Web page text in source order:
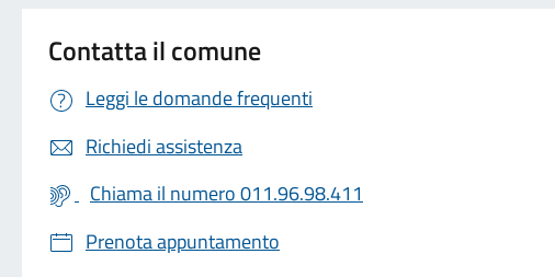
Contatta il comune
Leggi le domande frequenti
Richiedi assistenza
Chiama il numero 011.96.98.411
Prenota appuntamento